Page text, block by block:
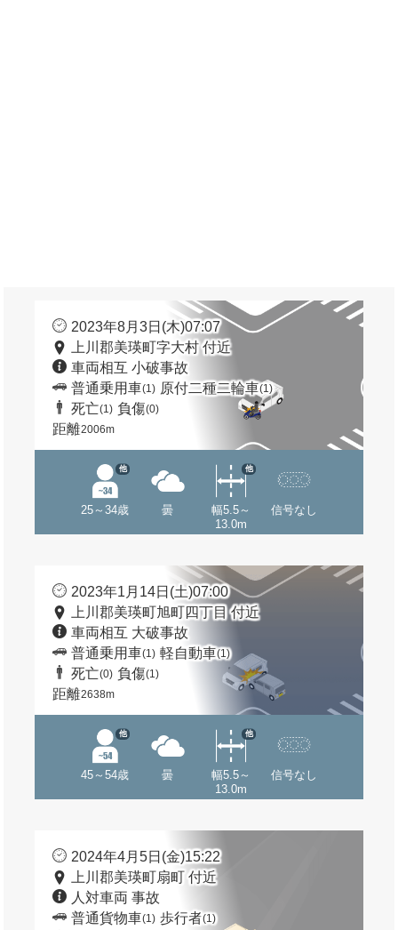
2023年8月3日(木)07:07
上川郡美瑛町字大村 付近
車両相互 小破事故
普通乗用車(1) 原付二種二輪車(1)
死亡(1) 負傷(0)
距離2006m
25～34歳
他
曇
幅5.5～
13.0m
他
信号なし
2023年1月14日(土)07:00
上川郡美瑛町旭町四丁目 付近
車両相互 大破事故
普通乗用車(1) 軽自動車(1)
死亡(0) 負傷(1)
距離2638m
45～54歳
他
曇
幅5.5～
13.0m
他
信号なし
2024年4月5日(金)15:22
上川郡美瑛町扇町 付近
人対車両 事故
普通貨物車(1) 歩行者(1)